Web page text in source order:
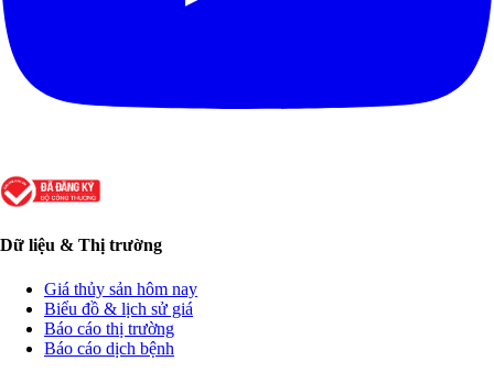
Dữ liệu & Thị trường
Giá thủy sản hôm nay
Biểu đồ & lịch sử giá
Báo cáo thị trường
Báo cáo dịch bệnh